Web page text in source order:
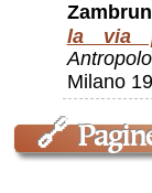
la via
Milano
🔗